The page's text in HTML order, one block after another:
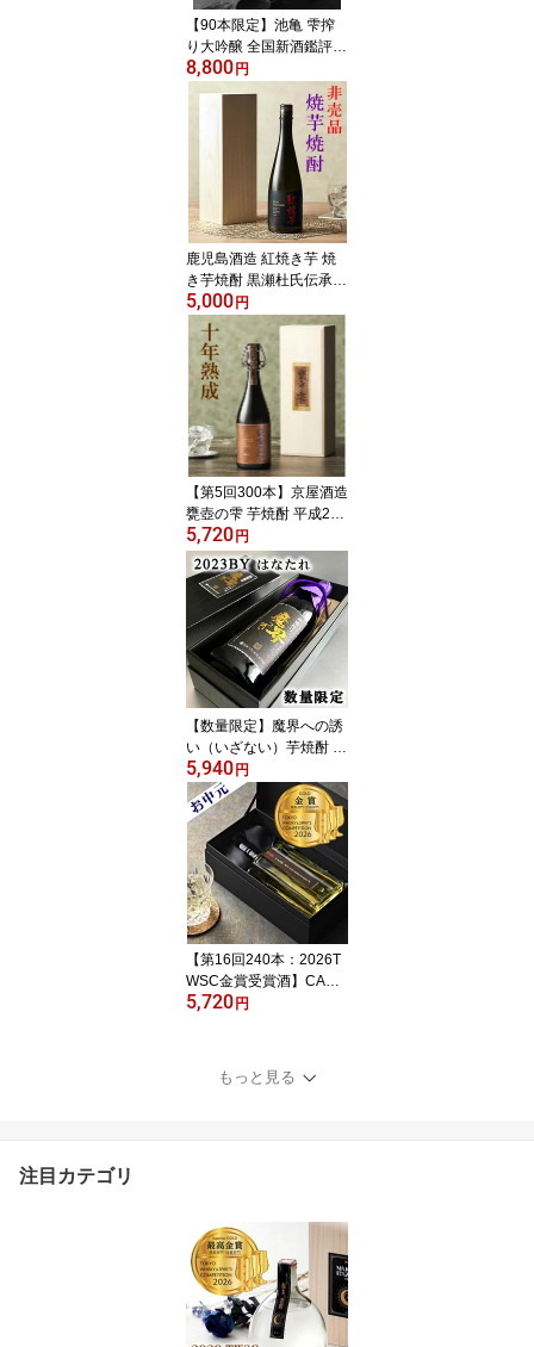
退職祝い お中元 お供え)
【90本限定】池亀 雫搾
り大吟醸 全国新酒鑑評会
金賞受賞酒 斗瓶どり R0
6BY 720ML（特製化粧箱
入り）(ギフト プレゼン
ト ランキング お土産 男
性 お返し 誕生日 内祝い
お礼 お祝い 日本酒 お酒
酒 レア ご挨拶 退職祝い
上司 お父さん 最高級 還
暦祝い)
8,800 円
鹿児島酒造 紅焼き芋 焼
き芋焼酎 黒瀬杜氏伝承仕
込み 紅芋使用 特別限定
品 37° 720ML 木箱入 (白
麹使用 常圧蒸留 やきい
も いも焼酎 お酒 ギフト
プレゼント ランキング
人気 誕生日 内祝い お礼
お祝い ラッピング 退職
祝い 上司 お父さん 阿久
根 伊七郎 入手困難)
5,000 円
【第5回300本】京屋酒造
甕壺の雫 芋焼酎 平成25
年蒸留 10年熟成古酒 大
甕仕込み 紅芋使用 特別
限定品 40° 720ML 木箱
入 (甕雫 亀雫 お酒 ギフト
プレゼント ランキング
人気 誕生日 内祝い お礼
お祝い ラッピング 退職
祝い 退職祝い 上司 お中
元 お供え 入手困難)
5,720 円
【数量限定】魔界への誘
い（いざない）芋焼酎 綾
紫芋使用 黒麹仕込 はな
たれ 2023BY 特別限定品
43° 720ML 化粧箱入 (ハ
ナタレ 初垂れ いも焼酎
焼酎 お酒 ギフト プレゼ
ント 人気 お取り寄せグ
ルメ 誕生日 内祝い お礼
お祝い グルメ 男性 手土
産 お中元 お供え 入手困
難)
5,940 円
【第16回240本：2026T
WSC金賞受賞酒】CASK
MUGI-SEGODON（カス
使用 麦焼酎 42° 720ML
(ギフト プレゼント ラン
5,720 円
もっと見る
注目カテゴリ